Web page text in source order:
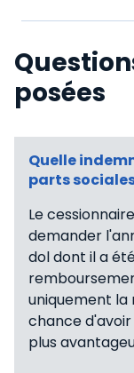
posées
Quelle
parts
Le
demander
dol dont il a
uniquement
chance
plus